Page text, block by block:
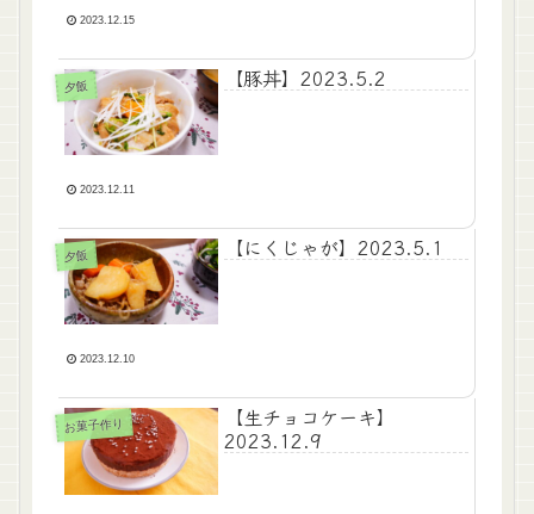
2023.12.15
夕飯 【豚丼】2023.5.2
2023.12.11
夕飯 【にくじゃが】2023.5.1
2023.12.10
お菓子作り
【生チョコケーキ】
2023.12.9